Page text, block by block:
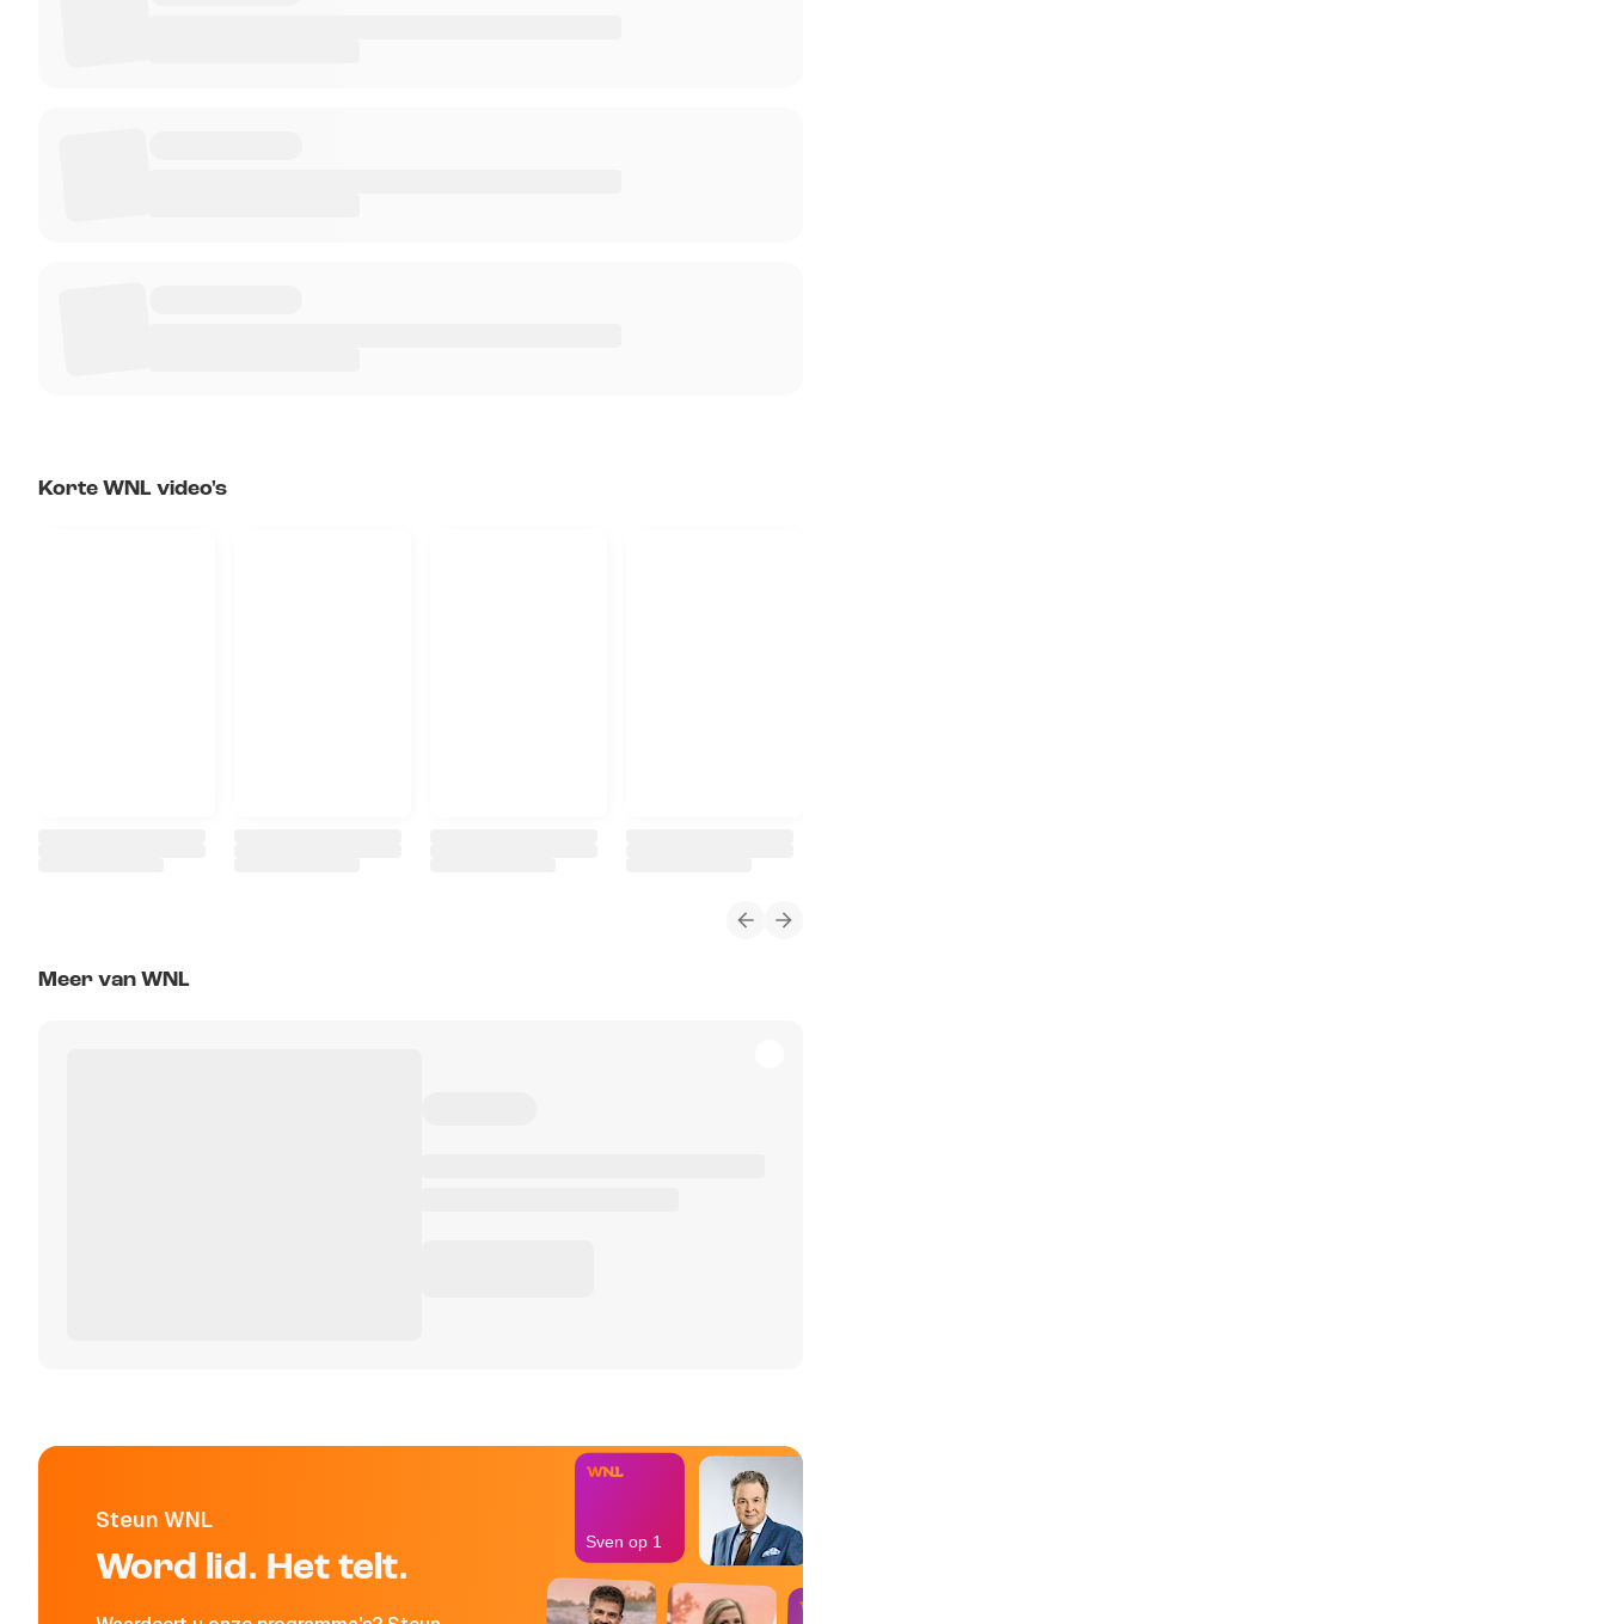
Korte WNL video's
Meer van WNL
Steun WNL
Word lid. Het telt.
Sven op 1